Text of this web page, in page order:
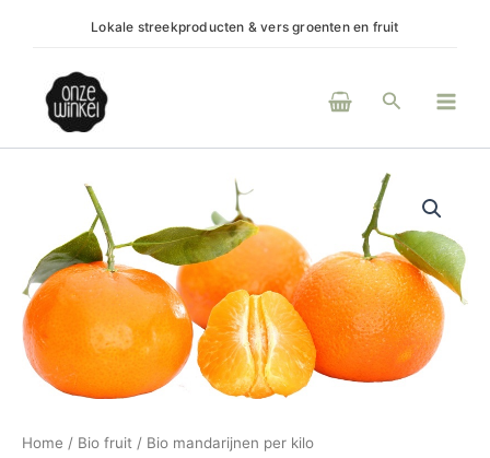
inhoud
Lokale streekproducten & vers groenten en fruit
Zoeken
Home / Bio fruit / Bio mandarijnen per kilo
mandarijnen
aantal